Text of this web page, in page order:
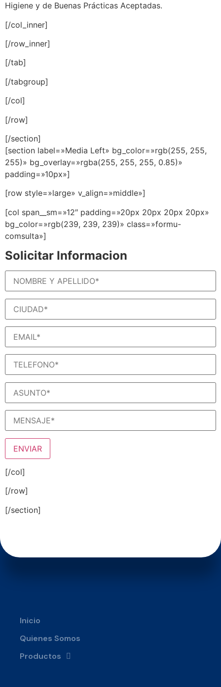
Higiene y de Buenas Prácticas Aceptadas.
[/col_inner]
[/row_inner]
[/tab]
[/tabgroup]
[/col]
[/row]
[/section]
[section label=»Media Left» bg_color=»rgb(255, 255,
255)» bg_overlay=»rgba(255, 255, 255, 0.85)»
padding=»10px»]
[row style=»large» v_align=»middle»]
[col span__sm=»12″ padding=»20px 20px 20px 20px»
bg_color=»rgb(239, 239, 239)» class=»formu-
comsulta»]
Solicitar Informacion
Alternative:
[/col]
[/row]
[/section]
Inicio
Quienes Somos
Productos